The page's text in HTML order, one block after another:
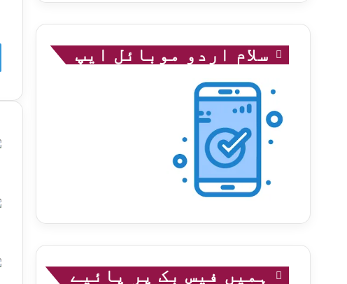
سلام اردو موبائل ایپ
ہمیں فیس بک پر پائیے